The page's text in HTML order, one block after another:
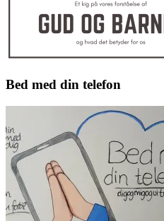
Bed med din telefon